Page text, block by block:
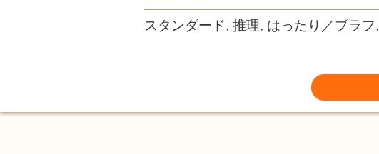
スタンダード, 推理, はったり／ブラフ,